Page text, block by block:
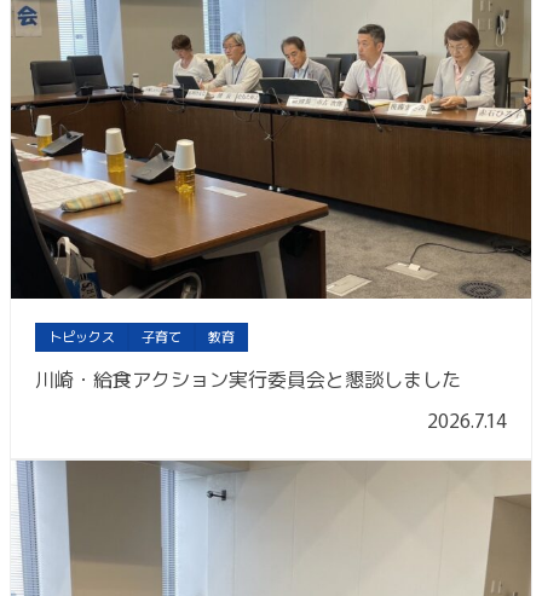
トピックス 子育て 教育
川崎・給食アクション実行委員会と懇談しました
2026.7.14